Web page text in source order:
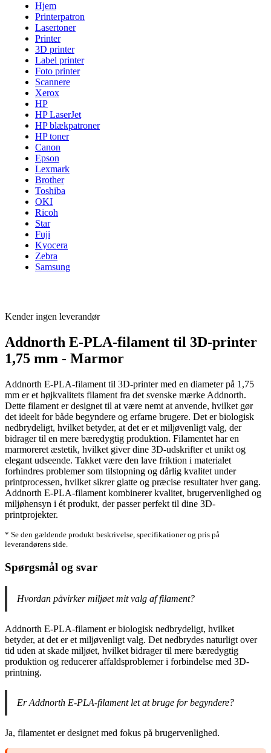
Hjem
Printerpatron
Lasertoner
Printer
3D printer
Label printer
Foto printer
Scannere
Xerox
HP
HP LaserJet
HP blækpatroner
HP toner
Canon
Epson
Lexmark
Brother
Toshiba
OKI
Ricoh
Star
Fuji
Kyocera
Zebra
Samsung
Kender ingen leverandør
Addnorth E-PLA-filament til 3D-printer
1,75 mm - Marmor
Addnorth E-PLA-filament til 3D-printer med en diameter på 1,75
mm er et højkvalitets filament fra det svenske mærke Addnorth.
Dette filament er designet til at være nemt at anvende, hvilket gør
det ideelt for både begyndere og erfarne brugere. Det er biologisk
nedbrydeligt, hvilket betyder, at det er et miljøvenligt valg, der
bidrager til en mere bæredygtig produktion. Filamentet har en
marmoreret æstetik, hvilket giver dine 3D-udskrifter et unikt og
elegant udseende. Takket være den lave friktion i materialet
forhindres problemer som tilstopning og dårlig kvalitet under
printprocessen, hvilket sikrer glatte og præcise resultater hver gang.
Addnorth E-PLA-filament kombinerer kvalitet, brugervenlighed og
miljøhensyn i ét produkt, der passer perfekt til dine 3D-
printprojekter.
* Se den gældende produkt beskrivelse, specifikationer og pris på
leverandørens side.
Spørgsmål og svar
Hvordan påvirker miljøet mit valg af filament?
Addnorth E-PLA-filament er biologisk nedbrydeligt, hvilket
betyder, at det er et miljøvenligt valg. Det nedbrydes naturligt over
tid uden at skade miljøet, hvilket bidrager til mere bæredygtig
produktion og reducerer affaldsproblemer i forbindelse med 3D-
printning.
Er Addnorth E-PLA-filament let at bruge for begyndere?
Ja, filamentet er designet med fokus på brugervenlighed.